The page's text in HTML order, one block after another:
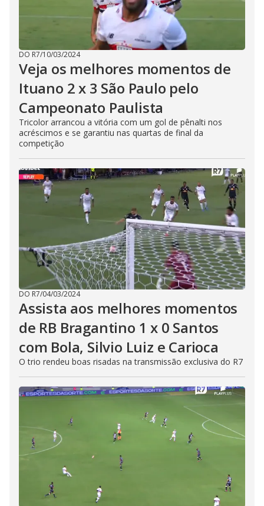
DO R7/10/03/2024
Veja os melhores momentos de
Ituano 2 x 3 São Paulo pelo
Campeonato Paulista
Tricolor arrancou a vitória com um gol de pênalti nos
acréscimos e se garantiu nas quartas de final da
competição
DO R7/04/03/2024
Assista aos melhores momentos
de RB Bragantino 1 x 0 Santos
com Bola, Silvio Luiz e Carioca
O trio rendeu boas risadas na transmissão exclusiva do R7